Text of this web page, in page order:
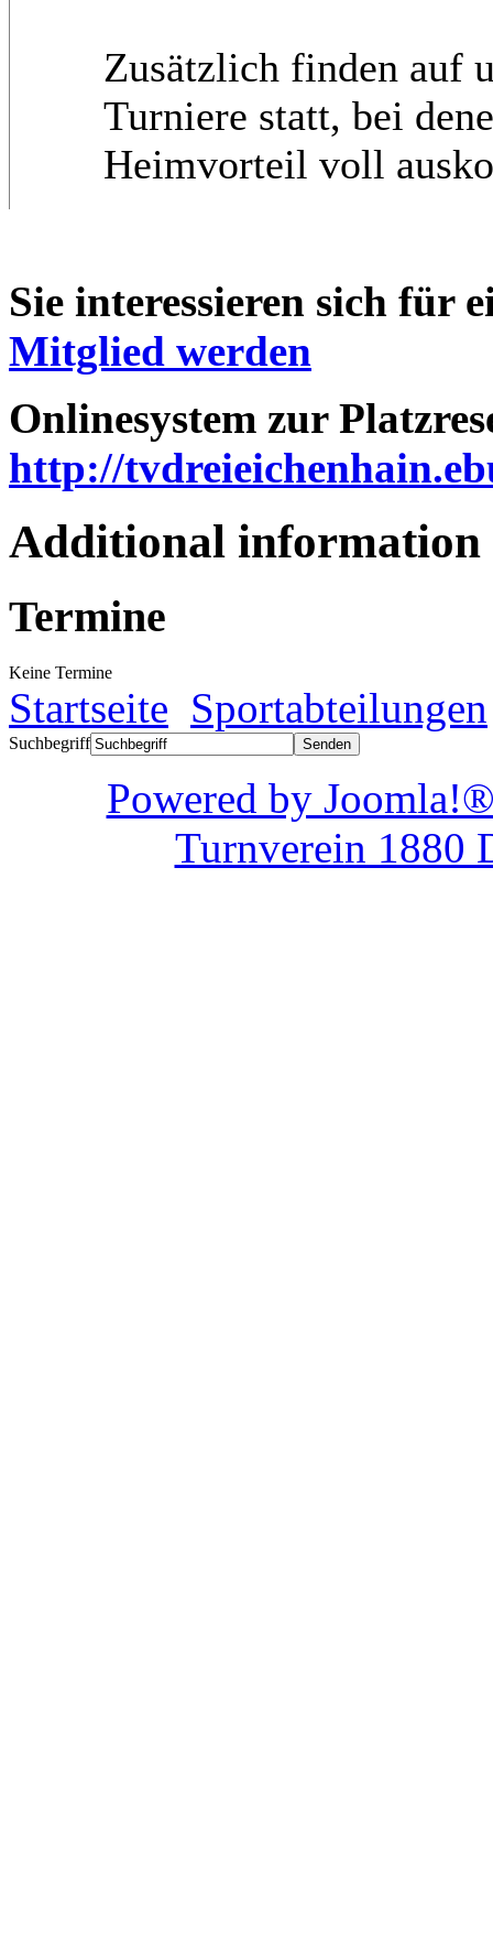
Zusätzlich finden auf
Turniere statt, bei
Heimvorteil voll
Sie interessieren sich für
Mitglied werden
Onlinesystem zur
http://
Additional information
Termine
Keine Termine
Startseite Sportabteilungen
Suchbegriff
Powered by
Turnverein